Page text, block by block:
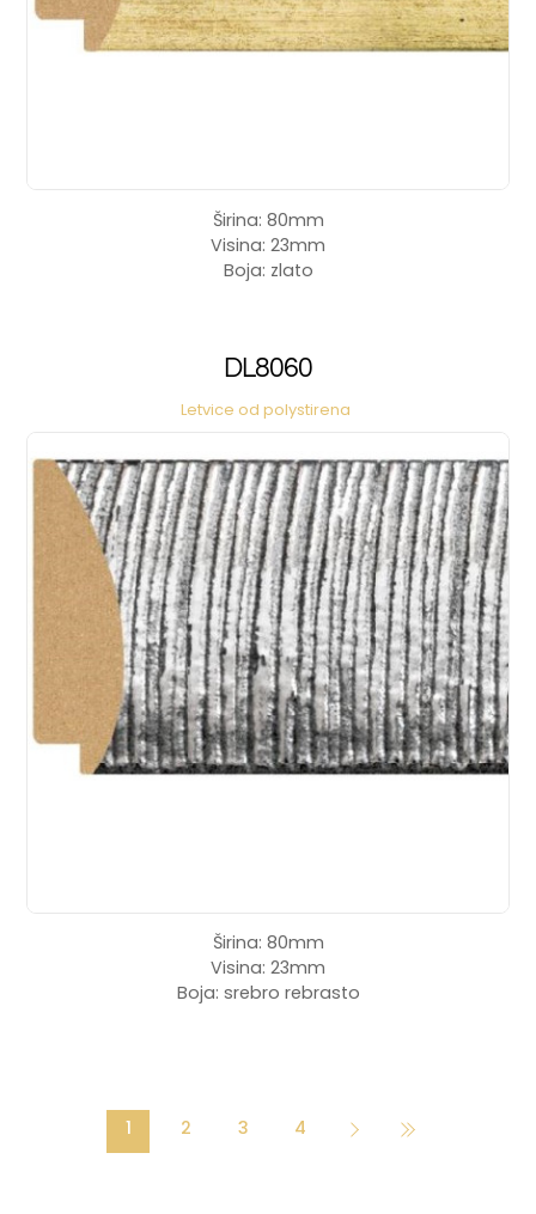
Širina: 80mm
Visina: 23mm
Boja: zlato
DL8060
Letvice od polystirena
Širina: 80mm
Visina: 23mm
Boja: srebro rebrasto
1 2 3 4